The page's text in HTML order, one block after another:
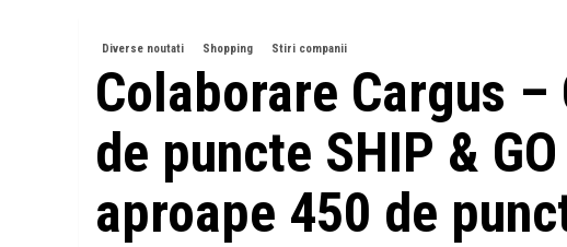
Diverse noutati Shopping Stiri companii
Colaborare Cargus
de puncte SHIP &
aproape 450 de